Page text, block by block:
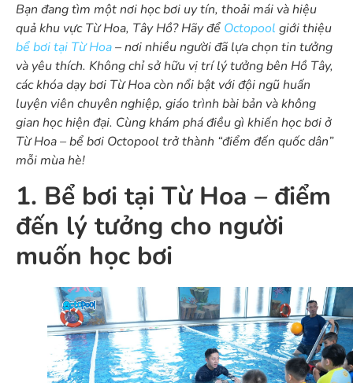
Bạn đang tìm một nơi học bơi uy tín, thoải mái và hiệu
quả khu vực Từ Hoa, Tây Hồ? Hãy để Octopool giới thiệu
bể bơi tại Từ Hoa– nơi nhiều người đã lựa chọn tin tưởng
và yêu thích. Không chỉ sở hữu vị trí lý tưởng bên Hồ Tây,
các khóa dạy bơi Từ Hoa còn nổi bật với đội ngũ huấn
luyện viên chuyên nghiệp, giáo trình bài bản và không
gian học hiện đại. Cùng khám phá điều gì khiến học bơi ở
Từ Hoa – bể bơi Octopool trở thành “điểm đến quốc dân”
mỗi mùa hè!
1. Bể bơi tại Từ Hoa – điểm
đến lý tưởng cho người
muốn học bơi